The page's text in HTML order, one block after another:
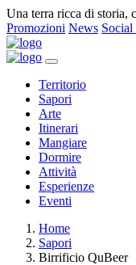
Una terra ricca di storia,
Promozioni News
Territorio
Sapori
Arte
Itinerari
Mangiare
Dormire
Attività
Esperienze
Eventi
Home
Sapori
Birrificio QuBeer